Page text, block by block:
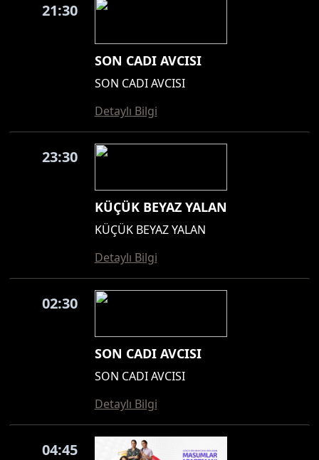
21:30
SON CADI AVCISI
SON CADI AVCISI
Detaylı Bilgi
23:30
KÜÇÜK BEYAZ YALAN
KÜÇÜK BEYAZ YALAN
Detaylı Bilgi
02:30
SON CADI AVCISI
SON CADI AVCISI
Detaylı Bilgi
04:45